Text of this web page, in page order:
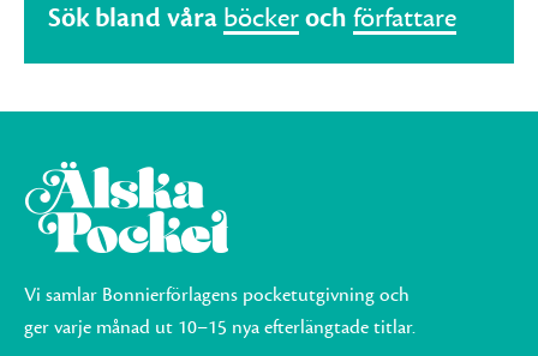
Sök bland våra böckeroch författare
Vi samlar Bonnierförlagens pocketutgivning och
ger varje månad ut 10–15 nya efterlängtade titlar.